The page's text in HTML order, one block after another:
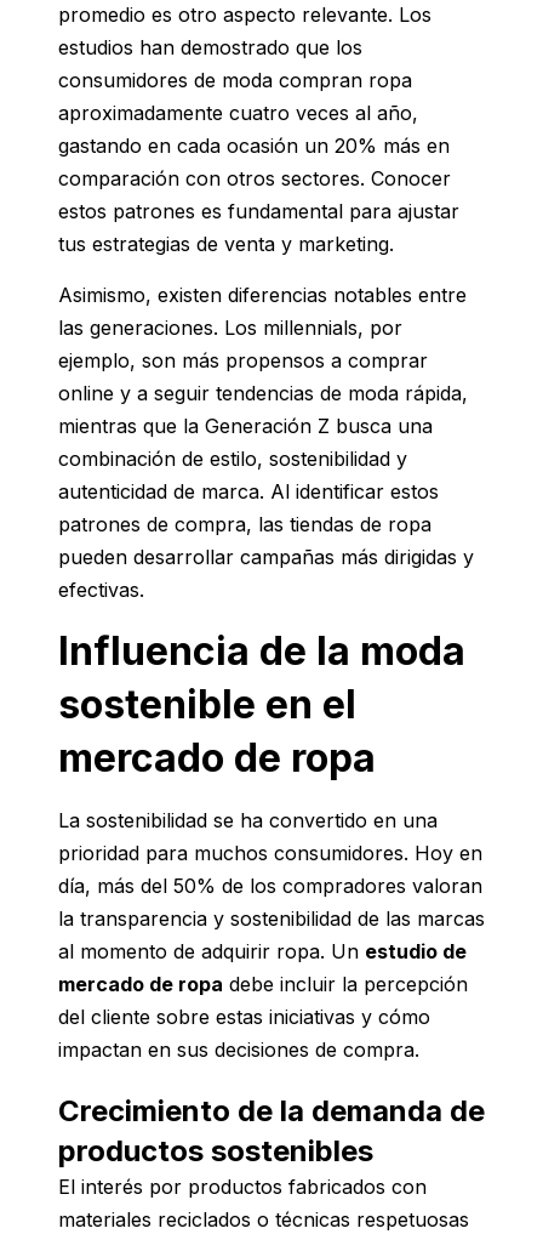
promedio es otro aspecto relevante. Los
estudios han demostrado que los
consumidores de moda compran ropa
aproximadamente cuatro veces al año,
gastando en cada ocasión un 20% más en
comparación con otros sectores. Conocer
estos patrones es fundamental para ajustar
tus estrategias de venta y marketing.
Asimismo, existen diferencias notables entre
las generaciones. Los millennials, por
ejemplo, son más propensos a comprar
online y a seguir tendencias de moda rápida,
mientras que la Generación Z busca una
combinación de estilo, sostenibilidad y
autenticidad de marca. Al identificar estos
patrones de compra, las tiendas de ropa
pueden desarrollar campañas más dirigidas y
efectivas.
Influencia de la moda
sostenible en el
mercado de ropa
La sostenibilidad se ha convertido en una
prioridad para muchos consumidores. Hoy en
día, más del 50% de los compradores valoran
la transparencia y sostenibilidad de las marcas
al momento de adquirir ropa. Un estudio de
mercado de ropa debe incluir la percepción
del cliente sobre estas iniciativas y cómo
impactan en sus decisiones de compra.
Crecimiento de la demanda de
productos sostenibles
El interés por productos fabricados con
materiales reciclados o técnicas respetuosas